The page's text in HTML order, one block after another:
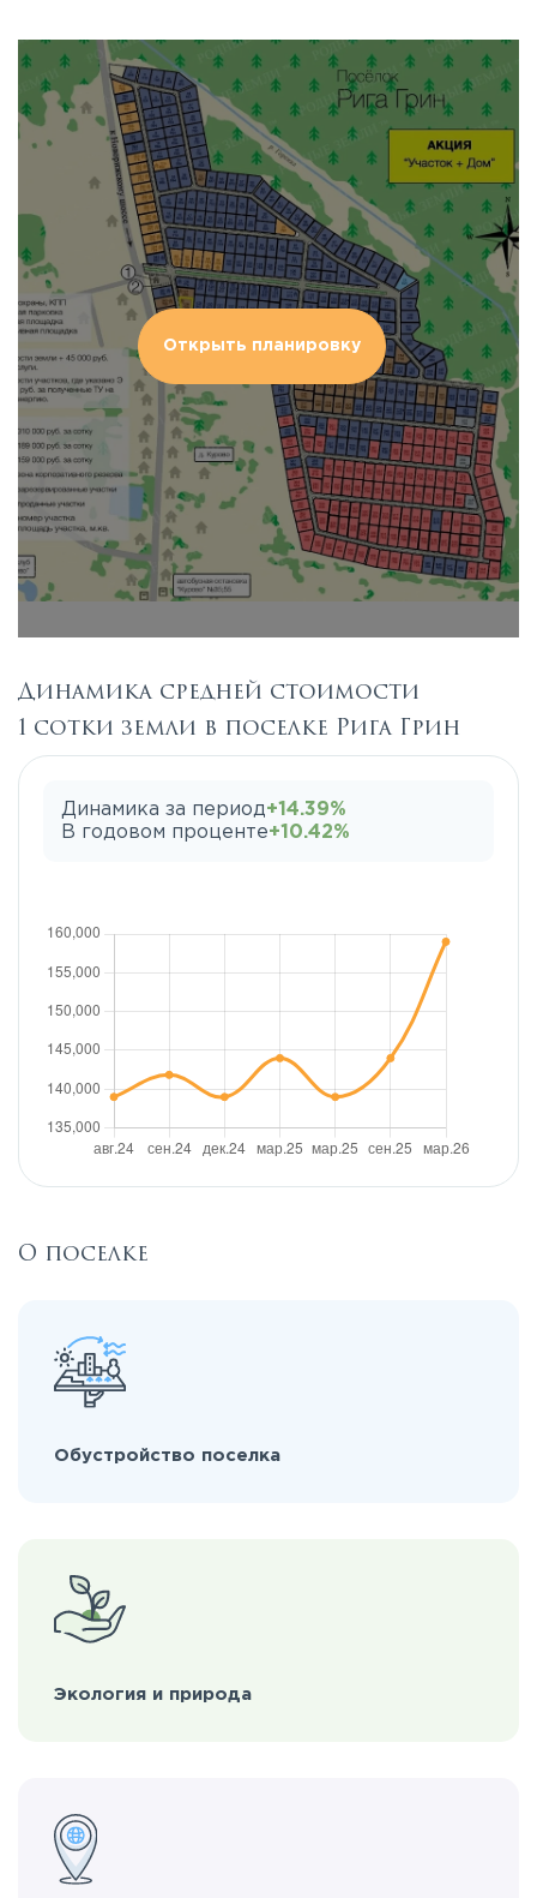
Открыть планировку
Динамика средней стоимости
1 сотки земли в поселке Рига Грин
Динамика за период+14.39%
В годовом проценте+10.42%
О поселке
Обустройство поселка
Экология и природа